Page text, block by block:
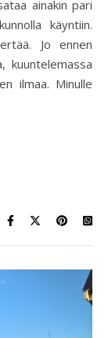
ainakin pari
käyntiin.
Jo ennen
kuuntelemassa
ilmaa. Minulle